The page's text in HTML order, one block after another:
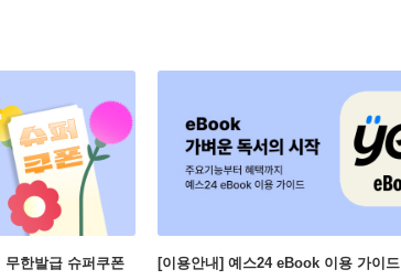
한발급 슈퍼쿠폰 [이용안내] 예스24 eBook 이용 가이드